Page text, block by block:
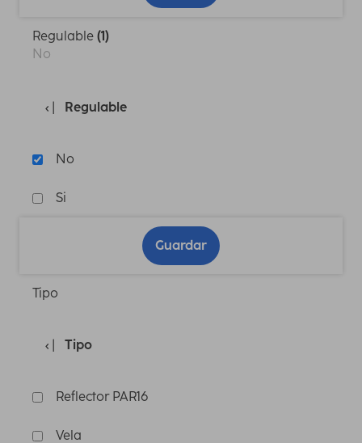
Regulable (1)
No
Regulable
No
Si
Guardar
Tipo
Tipo
Reflector PAR16
Vela